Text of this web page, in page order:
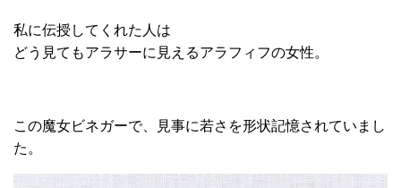
私に伝授してくれた人は
どう見てもアラサーに見えるアラフィフの女性。
この魔女ビネガーで、見事に若さを形状記憶されていまし
た。